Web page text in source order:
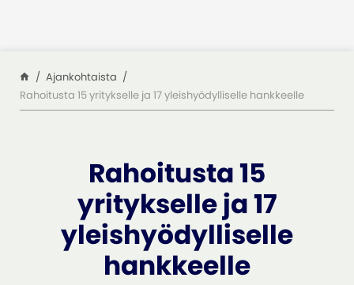
Ajankohtaista
Rahoitusta 15 yritykselle ja 17 yleishyödylliselle hankkeelle
Rahoitusta 15
yritykselle ja 17
yleishyödylliselle
hankkeelle